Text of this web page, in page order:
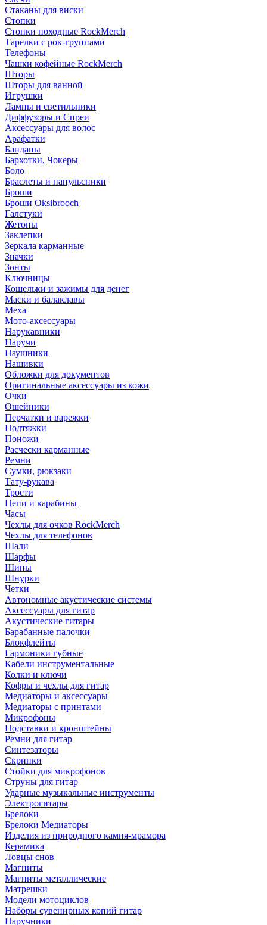
Стаканы для виски
Стопки
Стопки походные RockMerch
Тарелки с рок-группами
Телефоны
Чашки кофейные RockMerch
Шторы
Шторы для ванной
Игрушки
Лампы и светильники
Диффузоры и Спреи
Аксессуары для волос
Арафатки
Банданы
Бархотки, Чокеры
Боло
Браслеты и напульсники
Броши
Броши Oksibrooch
Галстуки
Жетоны
Заклепки
Зеркала карманные
Значки
Зонты
Ключницы
Кошельки и зажимы для денег
Маски и балаклавы
Меха
Мото-аксессуары
Нарукавники
Наручи
Наушники
Нашивки
Обложки для документов
Оригинальные аксессуары из кожи
Очки
Ошейники
Перчатки и варежки
Подтяжки
Поножи
Расчески карманные
Ремни
Сумки, рюкзаки
Тату-рукава
Трости
Цепи и карабины
Часы
Чехлы для очков RockMerch
Чехлы для телефонов
Шали
Шарфы
Шипы
Шнурки
Четки
Автономные акустические системы
Аксессуары для гитар
Акустические гитары
Барабанные палочки
Блокфлейты
Гармоники губные
Кабели инструментальные
Колки и ключи
Кофры и чехлы для гитар
Медиаторы и аксессуары
Медиаторы с принтами
Микрофоны
Подставки и кронштейны
Ремни для гитар
Синтезаторы
Скрипки
Стойки для микрофонов
Струны для гитар
Ударные музыкальные инструменты
Электрогитары
Брелоки
Брелоки Медиаторы
Изделия из природного камня-мрамора
Керамика
Ловцы снов
Магниты
Магниты металлические
Матрешки
Модели мотоциклов
Наборы сувенирных копий гитар
Наручники